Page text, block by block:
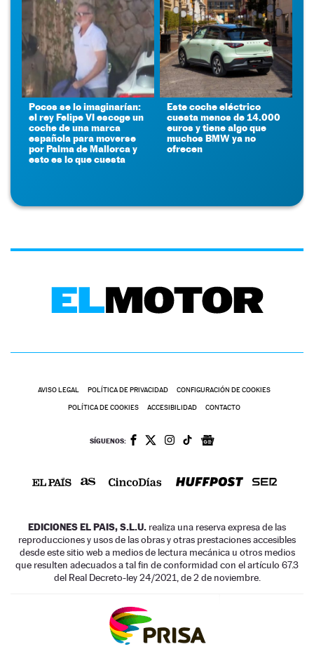
Pocos se lo imaginarían:
el rey Felipe VI escoge un
coche de una marca
española para moverse
por Palma de Mallorca y
esto es lo que cuesta
Este coche eléctrico
cuesta menos de 14.000
euros y tiene algo que
muchos BMW ya no
ofrecen
AVISO LEGAL POLÍTICA DE PRIVACIDAD CONFIGURACIÓN DE COOKIES
POLÍTICA DE COOKIES ACCESIBILIDAD CONTACTO
SÍGUENOS:
EDICIONES EL PAIS, S.L.U. realiza una reserva expresa de las
reproducciones y usos de las obras y otras prestaciones accesibles
desde este sitio web a medios de lectura mecánica u otros medios
que resulten adecuados a tal fin de conformidad con el artículo 67.3
del Real Decreto-ley 24/2021, de 2 de noviembre.